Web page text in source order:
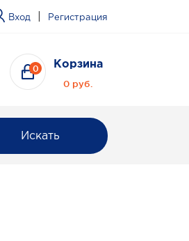
Вход Регистрация
0 Корзина
0 руб.
Искать